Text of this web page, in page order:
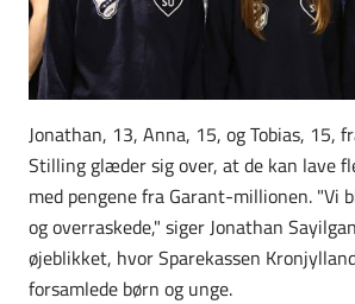
Jonathan, 13, Anna, 15, og Tobias, 15,
Stilling glæder sig over, at de kan lave
med pengene fra Garant-millionen. "Vi
og overraskede," siger Jonathan
øjeblikket, hvor Sparekassen
forsamlede børn og unge.